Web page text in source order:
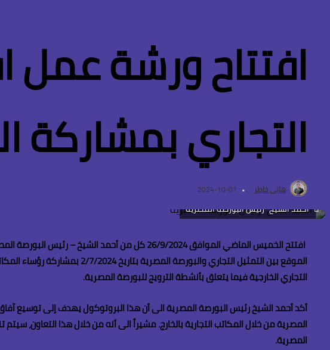
افتتاح ورشة عمل
التجاري بمشاركة
هانى خاطر 2024-10-01
"أحمد الشيخ" رئيس البورصة المصرية
افتتح الخميس الماضي الموافق 26/9/2024 كل من
الموقع بين التمثيل التجاري
التجاري الخارجية فيما يتعلق بأنشطة الترويج للبورصة المصرية.
أكد أحمد الشيخ رئيس البورصة المصرية الى أن هذا البروتوكول يهدف إلى توسيع آفاق
المصرية من خلال المكاتب التجارية بالخارج. مشيراً الى أنه من خلال هذا التعاون،
المصرية.